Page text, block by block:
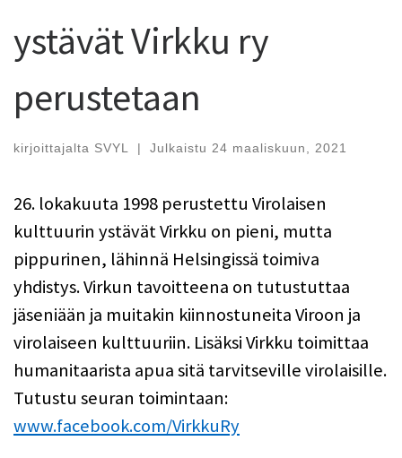
ystävät Virkku ry
perustetaan
kirjoittajalta SVYL | Julkaistu 24 maaliskuun, 2021
26. lokakuuta 1998 perustettu Virolaisen
kulttuurin ystävät Virkku on pieni, mutta
pippurinen, lähinnä Helsingissä toimiva
yhdistys. Virkun tavoitteena on tutustuttaa
jäseniään ja muitakin kiinnostuneita Viroon ja
virolaiseen kulttuuriin. Lisäksi Virkku toimittaa
humanitaarista apua sitä tarvitseville virolaisille.
Tutustu seuran toimintaan:
www.facebook.com/VirkkuRy